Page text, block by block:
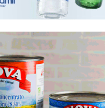
263
qadın qətlə yetirildi – Şübhəli
oğludur
- 16:00 247
37,6 milyon, Rusiyada 16,7